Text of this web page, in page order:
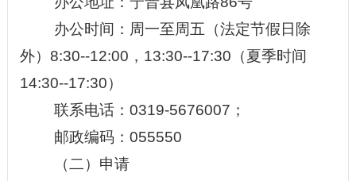
办公时间：周一至周五（法定节假日除
外） 8:30--12:00，13:30--17:30（夏季时间
14:30--17:30）
联系电话： 0319-5676007；
邮政编码： 055550
（二）申请